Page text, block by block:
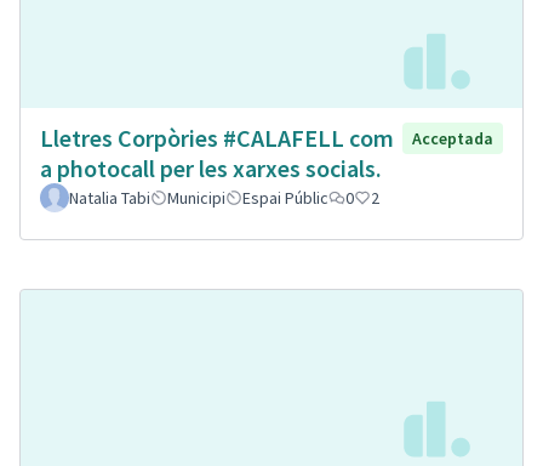
Lletres Corpòries #CALAFELL com
a photocall per les xarxes socials.
Acceptada
Natalia Tabi Municipi Espai Públic 0 2